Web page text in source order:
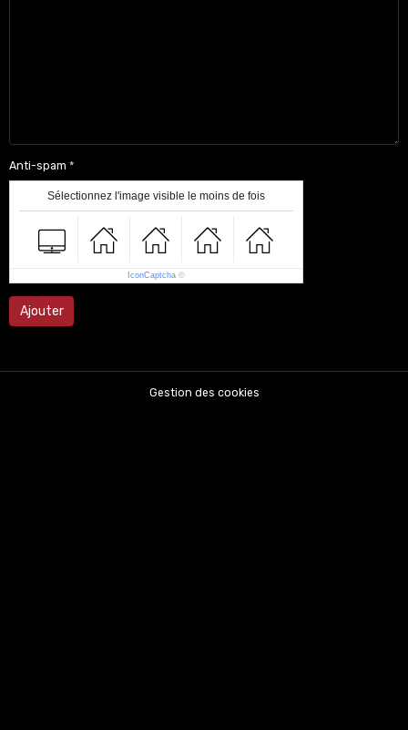
Anti-spam
Sélectionnez l'image visible le moins de fois
IconCaptcha ©
Ajouter
Gestion des cookies